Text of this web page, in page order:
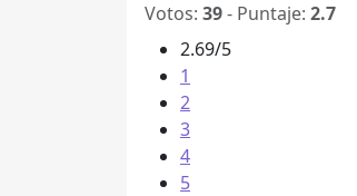
Votos: 39- Puntaje: 2.7
2.69/5
1
2
3
4
5